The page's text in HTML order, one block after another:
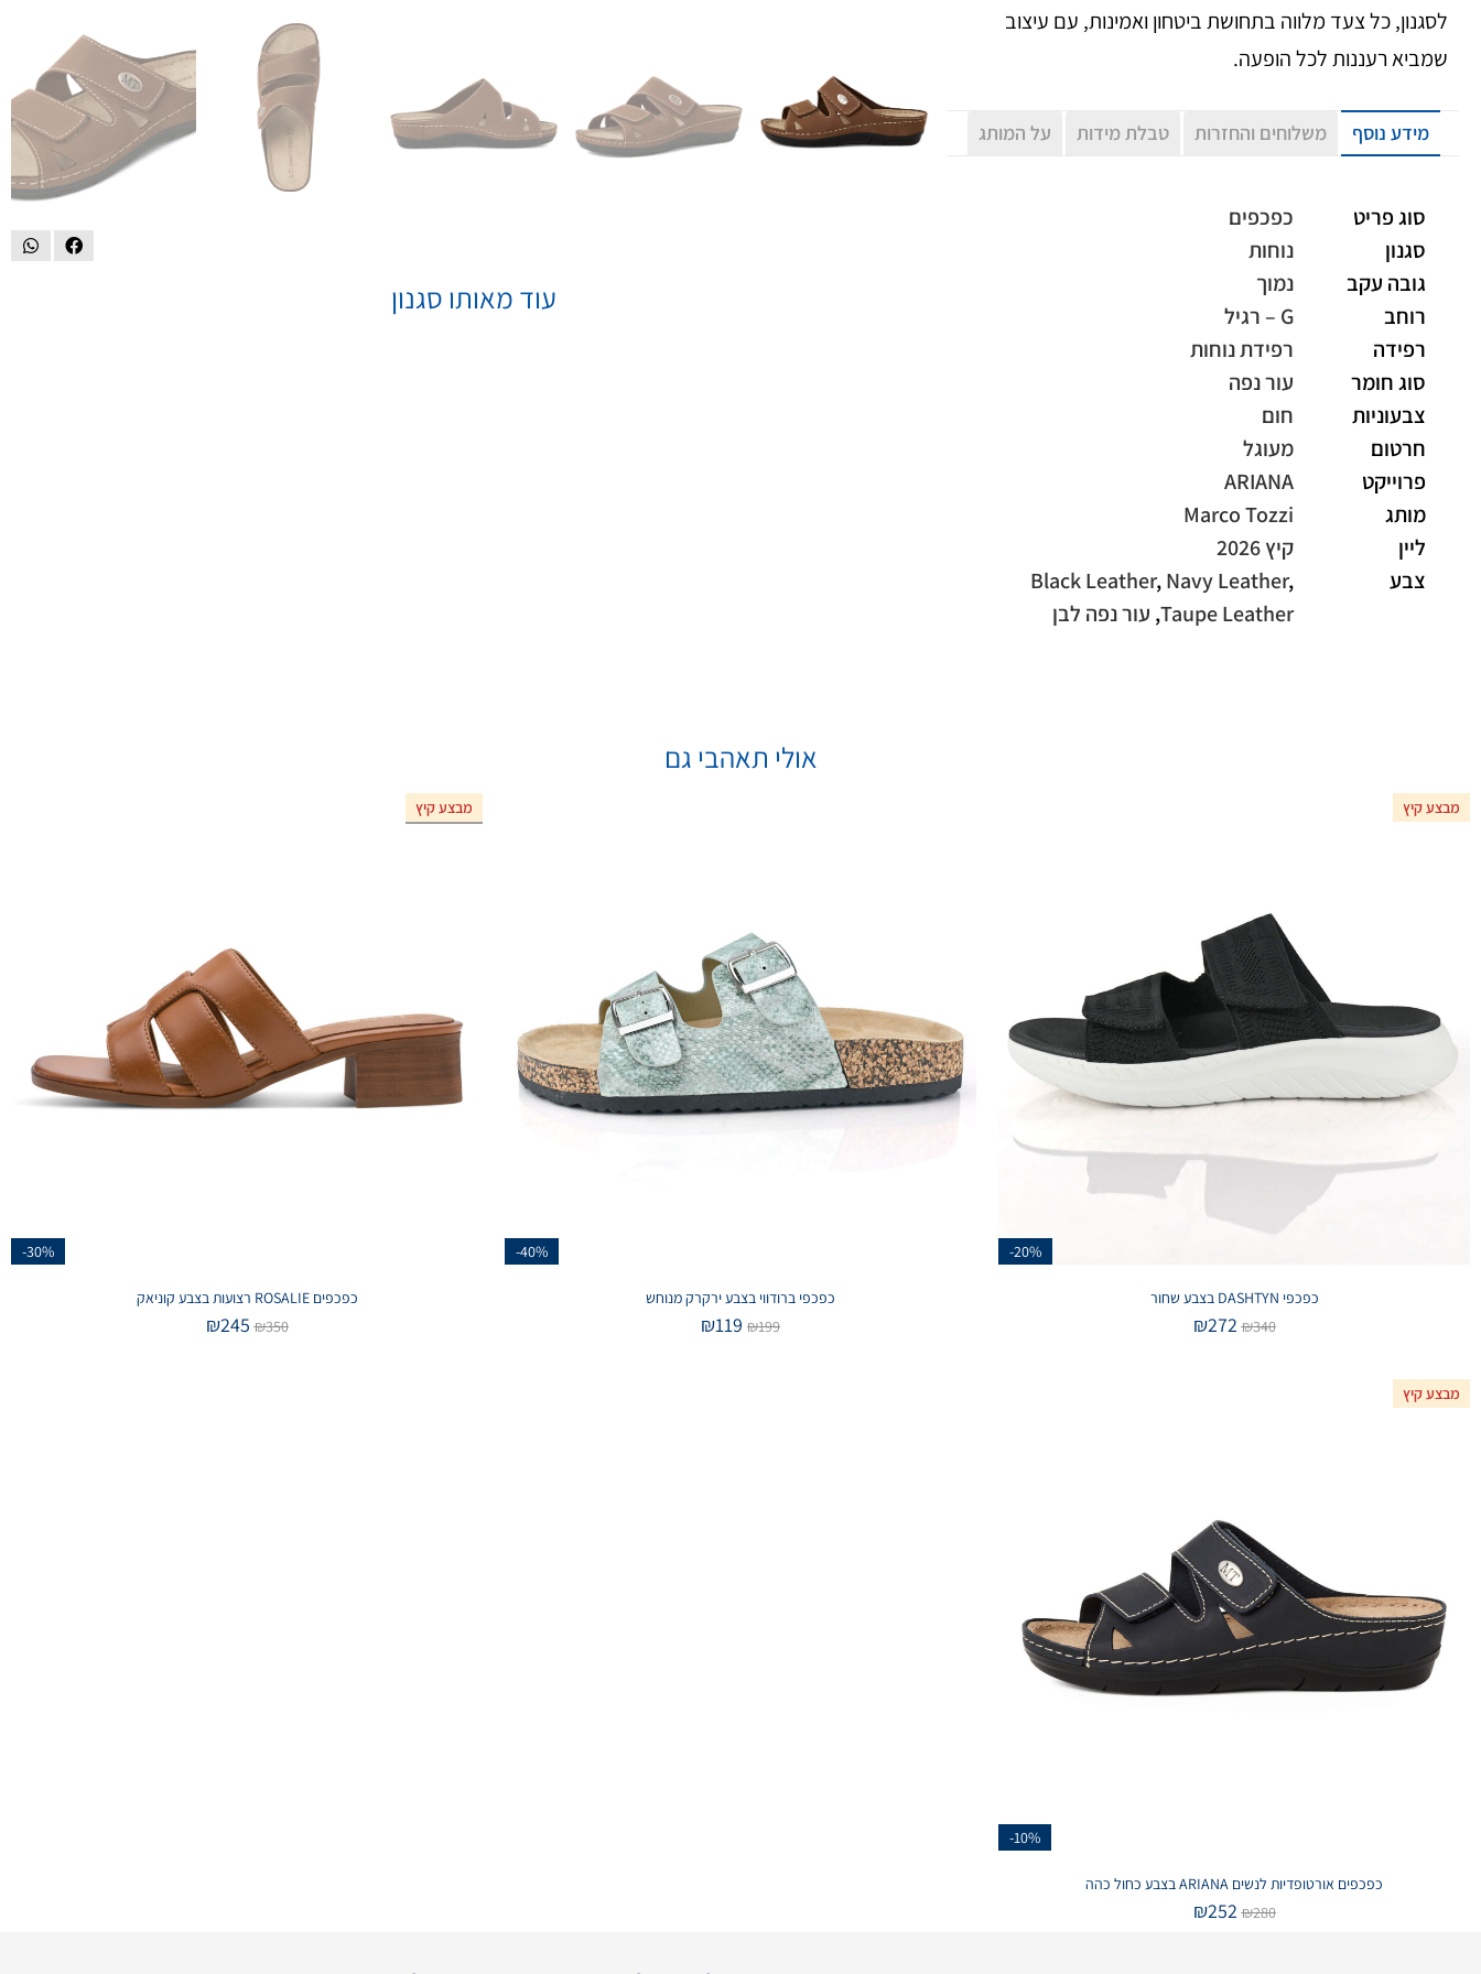
לסגנון, כל צעד מלווה בתחושת ביטחון ואמינות, עם עיצוב
שמביא רעננות לכל הופעה.
מידע נוסף משלוחים והחזרות טבלת מידות על המותג
סוג פריט
כפכפים
סגנון
נוחות
גובה עקב
נמוך
רוחב
G – רגיל
רפידה
רפידת נוחות
סוג חומר
עור נפה
צבעוניות
חום
חרטום
מעוגל
פרוייקט
ARIANA
מותג
Marco Tozzi
ליין
קיץ 2026
צבע
Black Leather,Navy Leather,
Taupe Leather
, עור נפה לבן
עוד מאותו סגנון
אולי תאהבי גם
מבצע קיץ
-20%
כפכפי DASHTYN בצבע שחור
₪340
₪272
-40%
כפכפי ברודווי בצבע ירקרק מנוחש
₪199
₪119
מבצע קיץ
-30%
אזל המלאי
כפכפים ROSALIE רצועות בצבע קוניאק
₪350
₪245
מבצע קיץ
-10%
כפכפים אורטופדיות לנשים ARIANA בצבע כחול כהה
₪280
₪252